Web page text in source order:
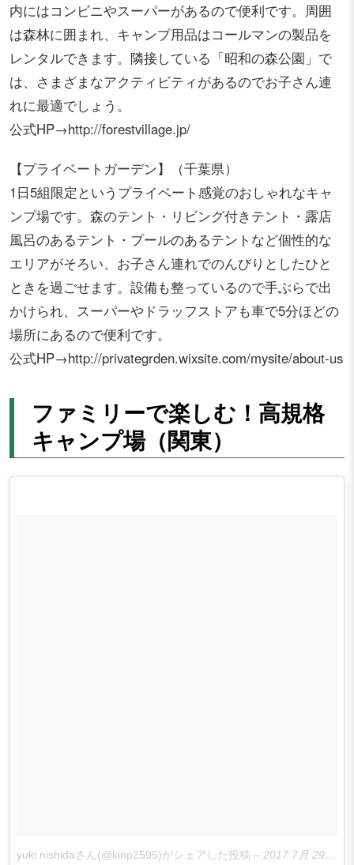
内にはコンビニやスーパーがあるので便利です。周囲
は森林に囲まれ、キャンプ用品はコールマンの製品を
レンタルできます。隣接している「昭和の森公園」で
は、さまざまなアクティビティがあるのでお子さん連
れに最適でしょう。
公式HP→http://forestvillage.jp/
【プライベートガーデン】（千葉県）
1日5組限定というプライベート感覚のおしゃれなキャ
ンプ場です。森のテント・リビング付きテント・露店
風呂のあるテント・プールのあるテントなど個性的な
エリアがそろい、お子さん連れでのんびりとしたひと
ときを過ごせます。設備も整っているので手ぶらで出
かけられ、スーパーやドラッフストアも車で5分ほどの
場所にあるので便利です。
公式HP→http://privategrden.wixsite.com/mysite/about-us
ファミリーで楽しむ！高規格
キャンプ場（関東）
yuki nishidaさん(@kinp2595)がシェアした投稿 – 2017 7月 29 3:20午前 PDT